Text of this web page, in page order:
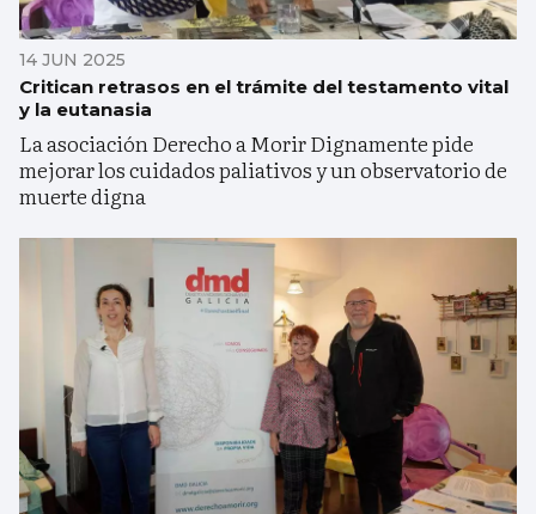
14 JUN 2025
Critican retrasos en el trámite del testamento vital
y la eutanasia
La asociación Derecho a Morir Dignamente pide
mejorar los cuidados paliativos y un observatorio de
muerte digna